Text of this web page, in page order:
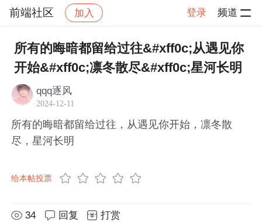
前端社区 加入 登录 频道
社区 前端社区 感慨 帖子详情
所有的晦暗都留给过往&#xff0c;从遇见你
开始&#xff0c;凛冬散尽&#xff0c;星河长明
qqq逐风
2024-12-11
所有的晦暗都留给过往，从遇见你开始，凛冬散
尽，星河长明
给本帖投票
34 回复 打赏